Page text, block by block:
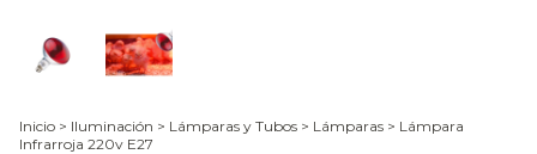
Inicio > Iluminación > Lámparas y Tubos > Lámparas > Lámpara
Infrarroja 220v E27